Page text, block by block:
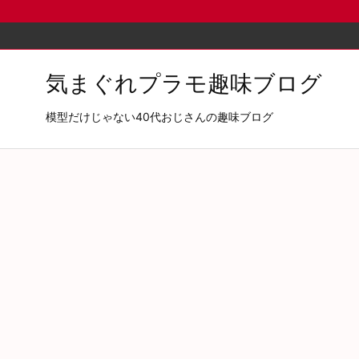
気まぐれプラモ趣味ブログ
模型だけじゃない40代おじさんの趣味ブログ